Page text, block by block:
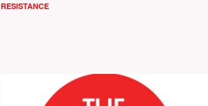
RESISTANCE